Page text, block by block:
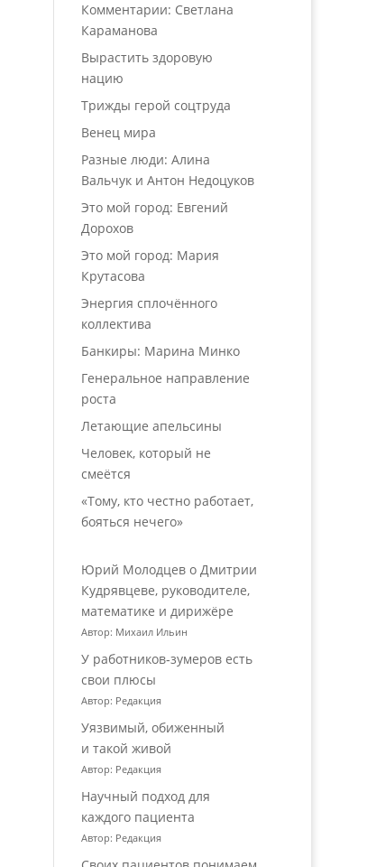
Комментарии: Светлана
Караманова
Вырастить здоровую
нацию
Трижды герой соцтруда
Венец мира
Разные люди: Алина
Вальчук и Антон Недоцуков
Это мой город: Евгений
Дорохов
Это мой город: Мария
Крутасова
Энергия сплочённого
коллектива
Банкиры: Марина Минко
Генеральное направление
роста
Летающие апельсины
Человек, который не
смеётся
«Тому, кто честно работает,
бояться нечего»
Юрий Молодцев о Дмитрии
Кудрявцеве, руководителе,
математике и дирижёре
Автор: Михаил Ильин
У работников‑зумеров есть
свои плюсы
Автор: Редакция
Уязвимый, обиженный
и такой живой
Автор: Редакция
Научный подход для
каждого пациента
Автор: Редакция